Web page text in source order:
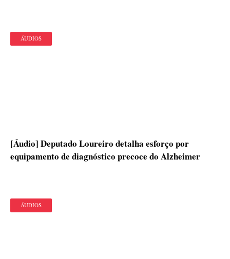
ÁUDIOS
[Áudio] Deputado Loureiro detalha esforço por
equipamento de diagnóstico precoce do Alzheimer
ÁUDIOS